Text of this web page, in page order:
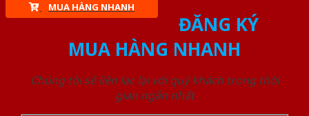
MUA HÀNG NHANH
ĐĂNG KÝ
MUA HÀNG NHANH
Chúng tôi sẽ liên lạc lại với quý khách trong thời
gian ngắn nhất